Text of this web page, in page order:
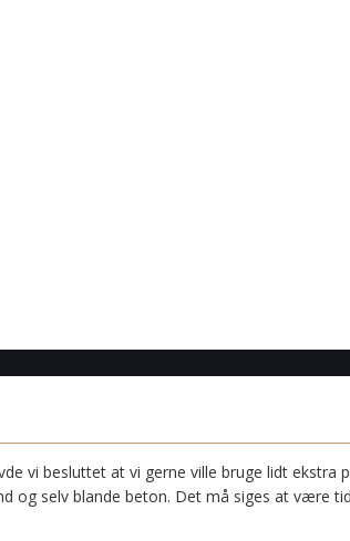
vi besluttet at vi gerne ville bruge lidt ekstra
selv blande beton. Det må siges at være